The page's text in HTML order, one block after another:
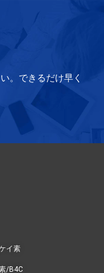
。できるだけ早く
イ素
/B4C